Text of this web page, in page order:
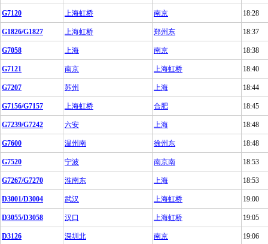
G7120 上海虹桥 南京 18:28
G1826/G1827 上海虹桥 郑州东 18:37
G7058 上海 南京 18:38
G7121 南京 上海虹桥 18:40
G7207 苏州 上海 18:44
G7156/G7157 上海虹桥 合肥 18:45
G7239/G7242 六安 上海 18:48
G7600 温州南 徐州东 18:48
G7520 宁波 南京南 18:53
G7267/G7270 淮南东 上海 18:53
D3001/D3004 武汉 上海虹桥 19:00
D3055/D3058 汉口 上海虹桥 19:05
D3126 深圳北 南京 19:06